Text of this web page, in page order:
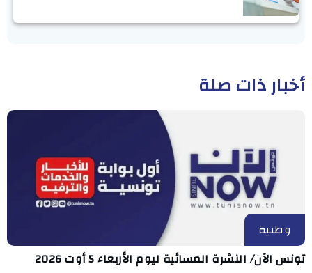
أخبار ذات صلة
وطنية
تونس الآن/ النشرة المسائية ليوم الأربعاء 5 أوت 2026